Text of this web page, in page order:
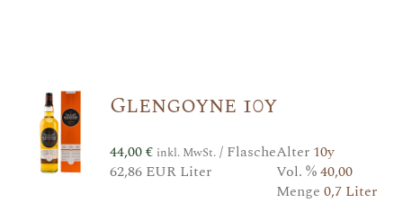
Glengoyne 10y
44,00€ inkl. MwSt./ Flasche
62,86 EUR Liter
Alter 10y
Vol. %40,00
Menge 0,7 Liter